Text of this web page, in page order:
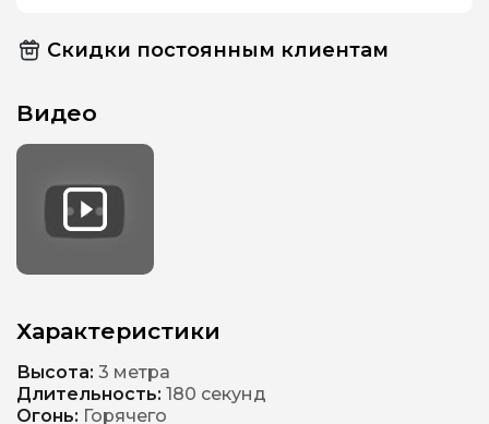
Скидки постоянным клиентам
Видео
Характеристики
Высота: 3 метра
Длительность: 180 секунд
Огонь: Горячего